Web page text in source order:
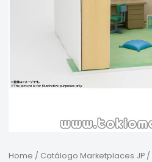
Home / Catálogo Marketplaces JP/